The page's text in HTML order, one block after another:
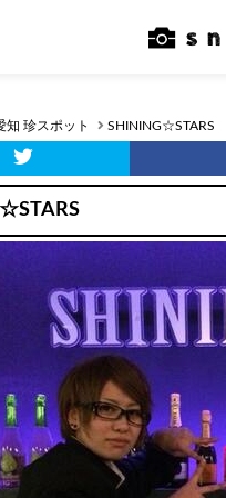
知 珍スポット SHINING☆STARS